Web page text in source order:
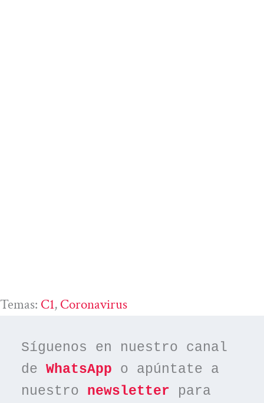
Temas: C1, Coronavirus
Síguenos en nuestro canal
de WhatsApp o apúntate a
nuestro newsletter para